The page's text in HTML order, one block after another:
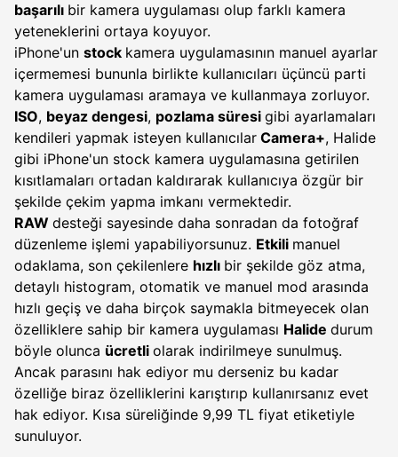
başarılı bir kamera uygulaması olup farklı kamera
yeteneklerini ortaya koyuyor.
iPhone'un stock kamera uygulamasının manuel ayarlar
içermemesi bununla birlikte kullanıcıları üçüncü parti
kamera uygulaması aramaya ve kullanmaya zorluyor.
ISO, beyaz dengesi, pozlama süresi gibi ayarlamaları
kendileri yapmak isteyen kullanıcılar Camera+, Halide
gibi iPhone'un stock kamera uygulamasına getirilen
kısıtlamaları ortadan kaldırarak kullanıcıya özgür bir
şekilde çekim yapma imkanı vermektedir.
RAW desteği sayesinde daha sonradan da fotoğraf
düzenleme işlemi yapabiliyorsunuz. Etkili manuel
odaklama, son çekilenlere hızlı bir şekilde göz atma,
detaylı histogram, otomatik ve manuel mod arasında
hızlı geçiş ve daha birçok saymakla bitmeyecek olan
özelliklere sahip bir kamera uygulaması Halide durum
böyle olunca ücretli olarak indirilmeye sunulmuş.
Ancak parasını hak ediyor mu derseniz bu kadar
özelliğe biraz özelliklerini karıştırıp kullanırsanız evet
hak ediyor. Kısa süreliğinde 9,99 TL fiyat etiketiyle
sunuluyor.